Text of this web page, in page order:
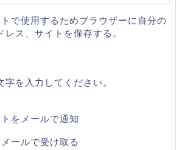
で使用するためブラウザーに自分の
レス、サイトを保存する。
字を入力してください。
をメールで通知
ールで受け取る